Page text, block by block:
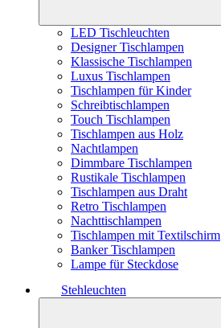
LED Tischleuchten
Designer Tischlampen
Klassische Tischlampen
Luxus Tischlampen
Tischlampen für Kinder
Schreibtischlampen
Touch Tischlampen
Tischlampen aus Holz
Nachtlampen
Dimmbare Tischlampen
Rustikale Tischlampen
Tischlampen aus Draht
Retro Tischlampen
Nachttischlampen
Tischlampen mit Textilschirm
Banker Tischlampen
Lampe für Steckdose
Stehleuchten